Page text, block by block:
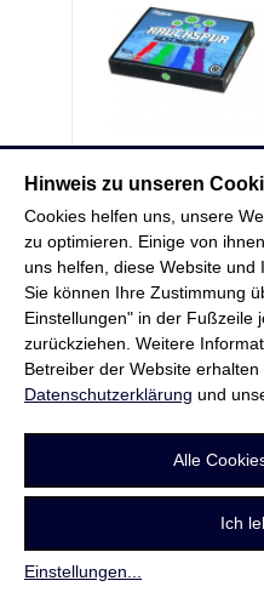
Rauchspur
Funke
4 Feuerwirbel mit
Hinweis zu unseren
Cookies helfen uns, unsere
zu optimieren. Einige von
uns helfen, diese Website und
Sie können Ihre Zustimmung
Einstellungen" in der Fußzeile
zurückziehen. Weitere
Betreiber der Website
Datenschutzerklärung und
Einstellungen
Ich
Alle